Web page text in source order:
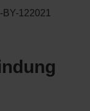
122021